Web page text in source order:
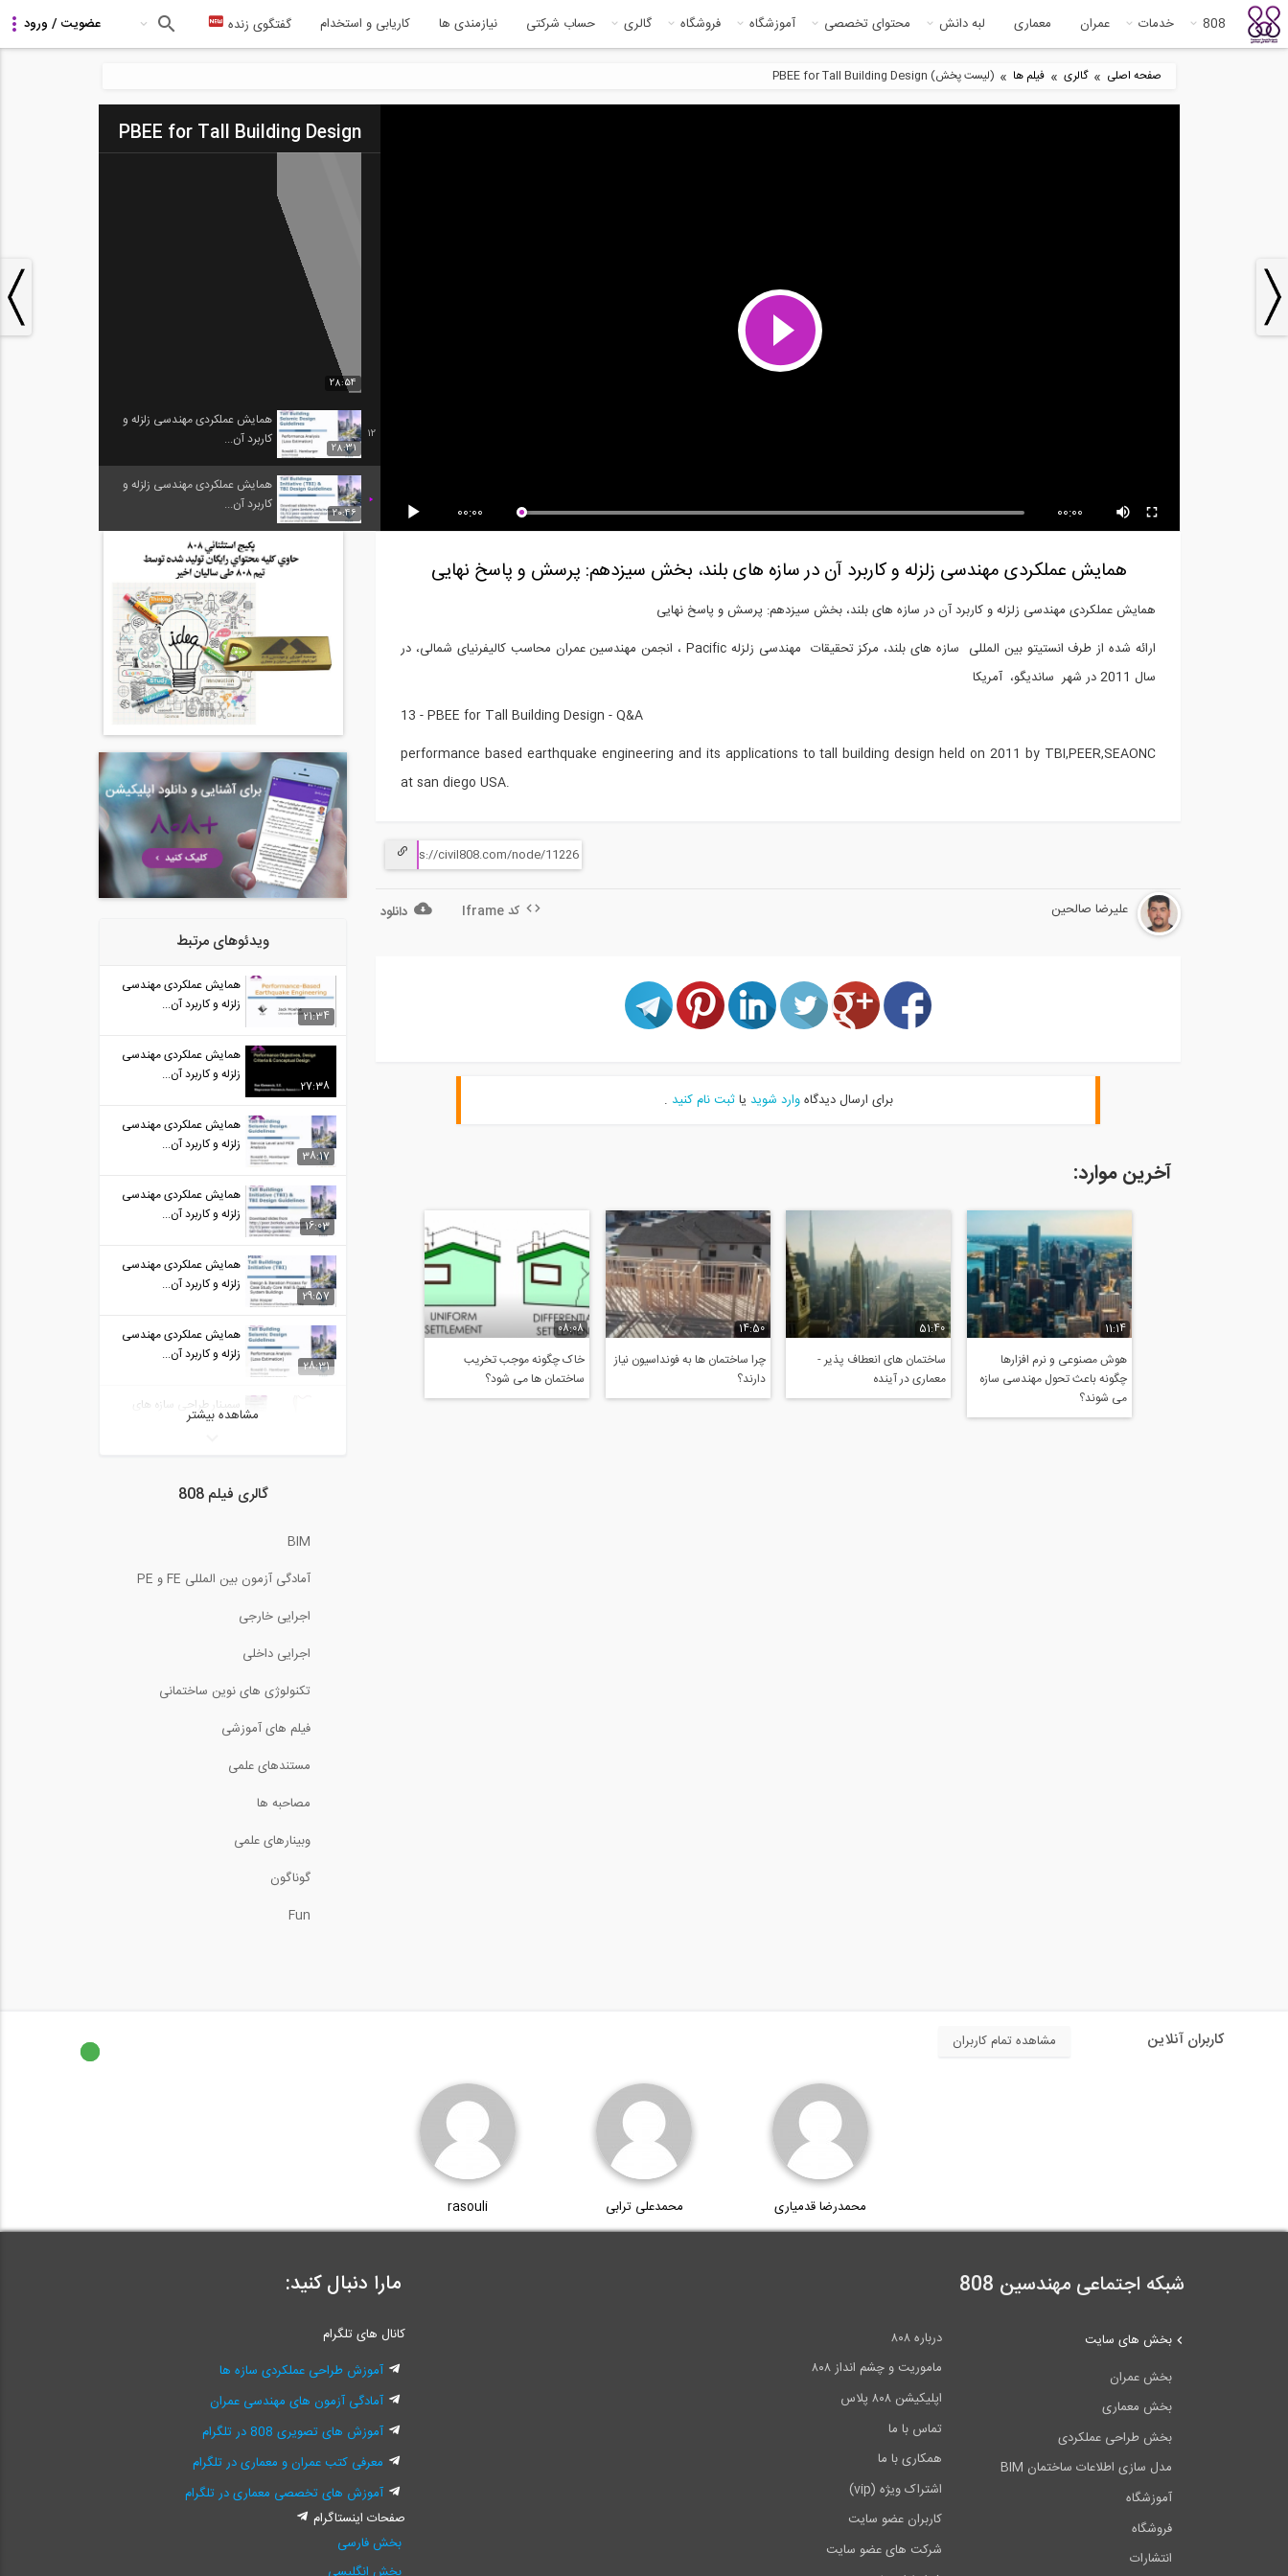
808 خدمات عمران معماری لبه دانش محتوای تخصصی آموزشگاه فروشگاه گالری حساب شرکتی نیازمندی ها کاریابی و استخدام گفتگوی زنده
صفحه اصلی » گالری » فیلم ها » (لیست پخش) PBEE for Tall Building Design
00:00 00:00
همایش عملکردی مهندسی زلزله و کاربرد آن در سازه های بلند، بخش سیزدهم: پرسش و پاسخ نهایی
همایش عملکردی مهندسی زلزله و کاربرد آن در سازه های بلند، بخش سیزدهم: پرسش و پاسخ نهایی
ارائه شده از طرف انستیتو بین المللی سازه های بلند، مرکز تحقیقات مهندسی زلزله Pacific ، انجمن مهندسین عمران محاسب کالیفرنیای شمالی، در
سال 2011 در شهر ساندیگو، آمریکا
13 - PBEE for Tall Building Design - Q&A
performance based earthquake engineering and its applications to tall building design held on 2011 by TBI,PEER,SEAONC
at san diego USA.
دانلود علیرضا صالحین کد Iframe
برای ارسال دیدگاهوارد شوید یاثبت نام کنید .
آخرین موارد:
11:14
هوش مصنوعی و نرم افزارها
چگونه باعث تحول مهندسی سازه
می شوند؟
51:40
ساختمان های انعطاف پذیر -
معماری در آینده
14:50
چرا ساختمان ها به فونداسیون نیاز
دارند؟
08:08
خاک چگونه موجب تخریب
ساختمان ها می شود؟
PBEE for Tall Building Design
28:54
12
28:31
همایش عملکردی مهندسی زلزله و
کاربرد آن...
20:46
همایش عملکردی مهندسی زلزله و
کاربرد آن...
ویدئوهای مرتبط
21:34
همایش عملکردی مهندسی
زلزله و کاربرد آن...
27:38
همایش عملکردی مهندسی
زلزله و کاربرد آن...
38:17
همایش عملکردی مهندسی
زلزله و کاربرد آن...
16:03
همایش عملکردی مهندسی
زلزله و کاربرد آن...
29:57
همایش عملکردی مهندسی
زلزله و کاربرد آن...
28:31
همایش عملکردی مهندسی
زلزله و کاربرد آن...
سمینار طراحی سازه های
سرد نورد شده یا...
طراحی بر اساس...
22:27
66:04
فیلم سمینار تخصصی در
همایش طراحی...
زلزله و کاربرد آن...
زلزله و کاربرد آن...
مشاهده بیشتر
گالری فیلم 808
BIM
آمادگی آزمون بین المللی FE و PE
اجرایی خارجی
اجرایی داخلی
تکنولوژی های نوین ساختمانی
فیلم های آموزشی
مستندهای علمی
مصاحبه ها
وبینارهای علمی
گوناگون
Fun
کاربران آنلاین مشاهده تمام کاربران
محمدرضا قدمیاری محمدعلی ترابی rasouli
شبکه اجتماعی مهندسین 808
درباره ۸۰۸
ماموریت و چشم انداز ۸۰۸
اپلیکیشن ۸۰۸ پلاس
تماس با ما
همکاری با ما
اشتراک ویژه (vip)
کاربران عضو سایت
شرکت های عضو سایت
بخش های سایت
بخش عمران
بخش معماری
بخش طراحی عملکردی
مدل سازی اطلاعات ساختمان BIM
آموزشگاه
فروشگاه
انتشارات
مارا دنبال کنید:
کانال های تلگرام
آموزش طراحی عملکردی سازه ها
آمادگی آزمون های مهندسی عمران
آموزش های تصویری 808 در تلگرام
معرفی کتب عمران و معماری در تلگرام
آموزش های تخصصی معماری در تلگرام
صفحات اینستاگرام
بخش فارسی